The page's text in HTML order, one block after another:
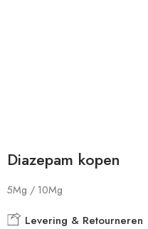
Diazepam kopen
5Mg / 10Mg
Levering & Retourneren